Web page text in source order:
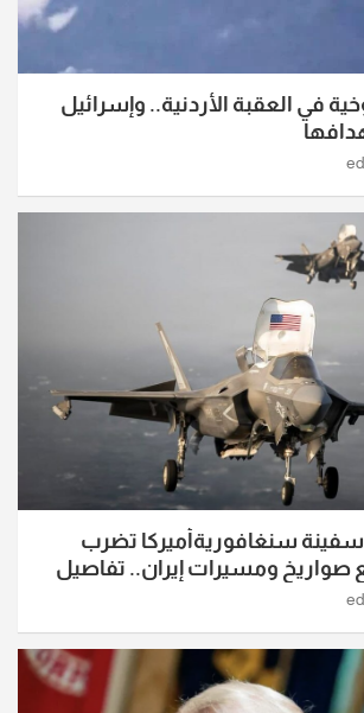
في العقبة الأردنية.. وإسرائيل
سنغافوريةأميركا تضرب
صواريخ ومسيرات إيران.. تفاصيل